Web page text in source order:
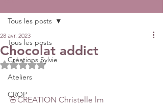
Tous les posts
Créations Sylvie
Ateliers
CROP
Tous les posts
Chocolat addict
28 avr. 2023
Noté NaN étoiles sur 5.
🌸CREATION Christelle lm